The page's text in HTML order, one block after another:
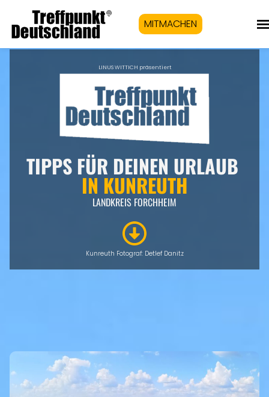
MITMACHEN
LINUS WITTICH präsentiert
TIPPS FÜR DEINEN URLAUB
IN KUNREUTH
LANDKREIS FORCHHEIM
Kunreuth Fotograf: Detlef Danitz